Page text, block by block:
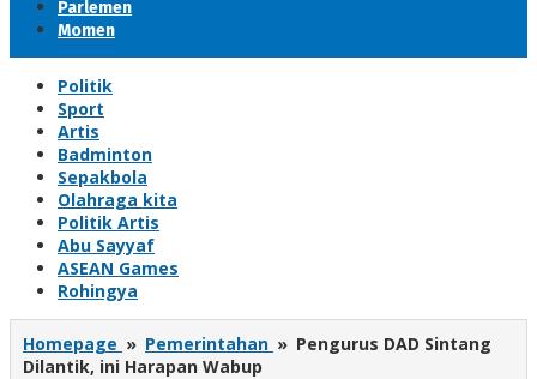
Parlemen
Momen
Politik
Sport
Artis
Badminton
Sepakbola
Olahraga kita
Politik Artis
Abu Sayyaf
ASEAN Games
Rohingya
Homepage » Pemerintahan » Pengurus DAD Sintang
Dilantik, ini Harapan Wabup